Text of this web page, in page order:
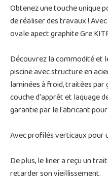
Obtenez une touche unique
de réaliser des travaux !
ovale apect graphite Gre
Découvrez la commodité et
piscine avec structure en
laminées à froid, traitées
couche d'apprêt et laquage
garantie par le fabricant
Avec profilés verticaux pour
De plus, le liner a reçu un
retarder son vieillissement.